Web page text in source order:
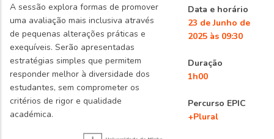
A sessão explora formas de promover
uma avaliação mais inclusiva através
de pequenas alterações práticas e
exequíveis. Serão apresentadas
estratégias simples que permitem
responder melhor à diversidade dos
estudantes, sem comprometer os
critérios de rigor e qualidade
académica.
Data e horário
23 de Junho de
2025 às 09:30
Duração
1h00
Percurso EPIC
+Plural